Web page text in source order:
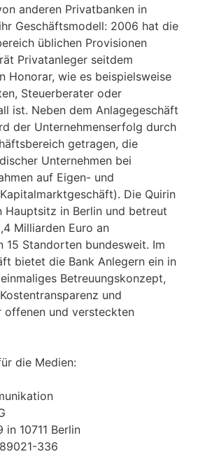
anderen Privatbanken in
Geschäftsmodell: 2006 hat die
üblichen Provisionen
Privatanleger seitdem
Honorar, wie es beispielsweise
Steuerberater oder
ist. Neben dem Anlagegeschäft
der Unternehmenserfolg durch
getragen, die
Unternehmen bei
auf Eigen- und
Die Quirin
Hauptsitz in Berlin und betreut
Milliarden Euro an
15 Standorten bundesweit. Im
bietet die Bank Anlegern ein in
Betreuungskonzept,
und
offenen und versteckten
die Medien:
in 10711 Berlin
336